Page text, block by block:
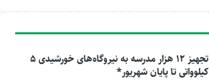
تجهیز ۱۲ هزار مدرسه به نیروگاه‌های خورشیدی ۵
کیلوواتی تا پایان شهریور*